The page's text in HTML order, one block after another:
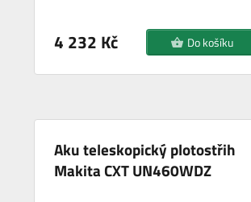
4 232 Kč Do košíku
Aku teleskopický plotostřih
Makita CXT UN460WDZ